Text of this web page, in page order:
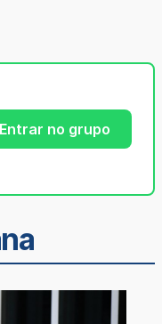
Entrar no grupo